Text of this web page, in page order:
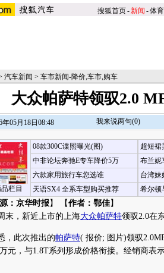
搜狐首页-新闻 -体育
汽车新闻 > 车市新闻-降价,车市,购车
大众帕萨特领驭2.0
年05月18日08:48 我来说两句(0)
栏目
08款300C谍照曝光(图)
中非论坛奔驰E专车降价5万
六款家用旅行车您选谁
天语SX4 全系车型购买推荐
超短裙
布兰妮
台湾妹
希尔顿
：京华时报】 【作者：鄂佳】
，新近上市的上海大众帕萨特领驭2.0在
此次推出的帕萨特( 报价; 图片)领驭
元，与1.8T系列形成价格衔接。 经销商表